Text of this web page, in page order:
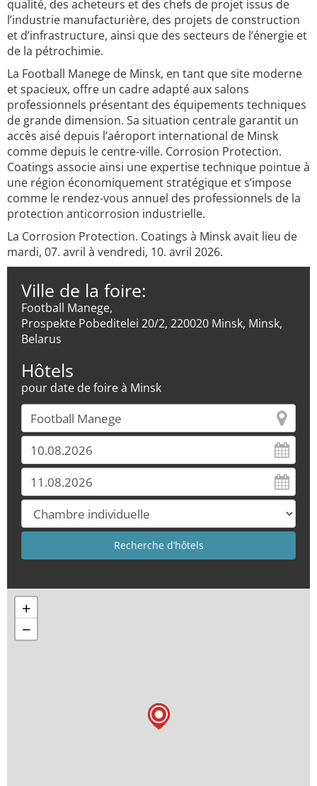
qualité, des acheteurs et des chefs de projet issus de
l’industrie manufacturière, des projets de construction
et d’infrastructure, ainsi que des secteurs de l’énergie et
de la pétrochimie.
La Football Manege de Minsk, en tant que site moderne
et spacieux, offre un cadre adapté aux salons
professionnels présentant des équipements techniques
de grande dimension. Sa situation centrale garantit un
accès aisé depuis l’aéroport international de Minsk
comme depuis le centre-ville. Corrosion Protection.
Coatings associe ainsi une expertise technique pointue à
une région économiquement stratégique et s’impose
comme le rendez-vous annuel des professionnels de la
protection anticorrosion industrielle.
La Corrosion Protection. Coatings à Minsk avait lieu de
mardi, 07. avril à vendredi, 10. avril 2026.
Ville de la foire:
Football Manege,
Prospekte Pobeditelei 20/2, 220020 Minsk, Minsk,
Belarus
Hôtels
pour date de foire à Minsk
+
−